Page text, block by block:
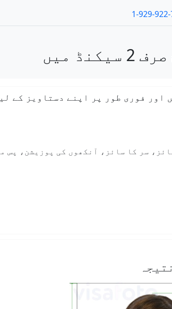
اور فوری طور پر اپنے دستاویز کے
سر کا سائز، آنکھوں کی پوزیشن، پس
نتیجہ